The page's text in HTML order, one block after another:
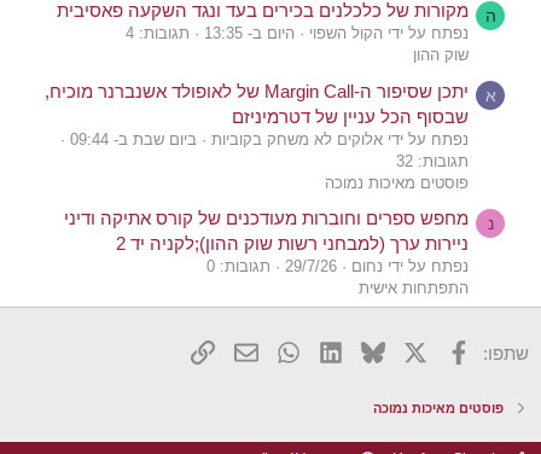
ה מקורות של כלכלנים בכירים בעד ונגד השקעה פאסיבית
נפתח על ידי הקול השפוי היום ב- 13:35
תגובות: 4
שוק ההון
א
יתכן שסיפור ה-Margin Call של לאופולד אשנברנר מוכיח,
שבסוף הכל עניין של דטרמיניזם
נפתח על ידי אלוקים לא משחק בקוביות
ביום שבת ב- 09:44
תגובות: 32
פוסטים מאיכות נמוכה
נ
מחפש ספרים וחוברות מעודכנים של קורס אתיקה ודיני
ניירות ערך (למבחני רשות שוק ההון);לקניה יד 2
נפתח על ידי נחום 29/7/26
תגובות: 0
התפתחות אישית
השרון (עלות של כ-205 אלף שקל)
שתפו: פייסבוק
X
Bluesky
LinkedIn
WhatsApp
דואר אלקטרוני
הוסף קישור
פוסטים מאיכות נמוכה